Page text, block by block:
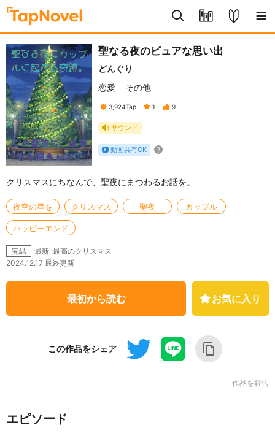
聖なる夜のピュアな思い出
どんぐり
恋愛
その他
3,924Tap 1 9
サウンド
動画共有OK
クリスマスにちなんで、聖夜にまつわるお話を。
夜空の星を クリスマス 聖夜 カップル
ハッピーエンド
完結
最新 :最高のクリスマス
2024.12.17 最終更新
最初から読む お気に入り
この作品をシェア
作品を報告
エピソード